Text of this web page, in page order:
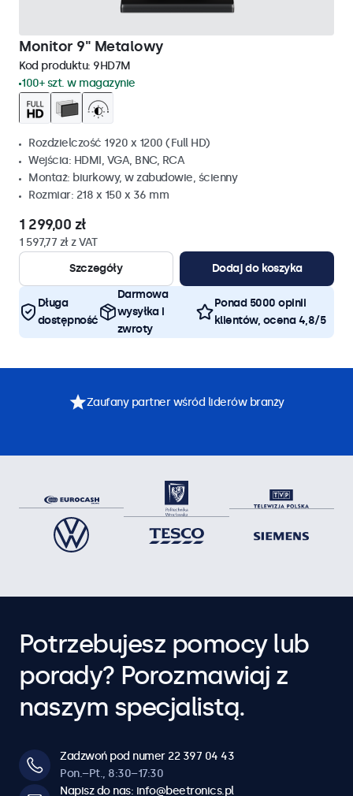
Monitor 9" Metalowy
Kod produktu: 9HD7M
100+ szt. w magazynie
Rozdzielczość 1920 x 1200 (Full HD)
Wejścia: HDMI, VGA, BNC, RCA
Montaż: biurkowy, w zabudowie, ścienny
Rozmiar: 218 x 150 x 36 mm
1 299,00 zł
1 597,77 zł z VAT
Szczegóły
Dodaj do koszyka
Długa
dostępność
Darmowa
wysyłka i
zwroty
Ponad 5000 opinii
klientów, ocena 4,8/5
Zaufany partner wśród liderów branży
Potrzebujesz pomocy lub
porady? Porozmawiaj z
naszym specjalistą.
Zadzwoń pod numer 22 397 04 43
Pon.–Pt., 8:30–17:30
Napisz do nas: info@beetronics.pl